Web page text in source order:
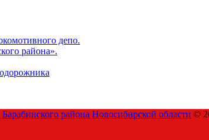
депо.
района».
района Новосибирской области ©